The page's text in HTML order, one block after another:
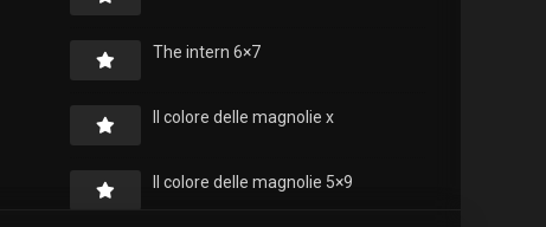
The intern 6×7
Il colore delle magnolie x
Il colore delle magnolie 5×9